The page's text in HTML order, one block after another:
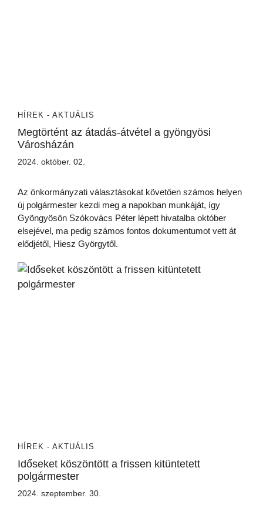
HÍREK - AKTUÁLIS
Megtörtént az átadás-átvétel a gyöngyösi
Városházán
2024. október. 02.
Az önkormányzati választásokat követően számos helyen
új polgármester kezdi meg a napokban munkáját, így
Gyöngyösön Szókovács Péter lépett hivatalba október
elsejével, ma pedig számos fontos dokumentumot vett át
elődjétől, Hiesz Györgytől.
HÍREK - AKTUÁLIS
Időseket köszöntött a frissen kitüntetett
polgármester
2024. szeptember. 30.